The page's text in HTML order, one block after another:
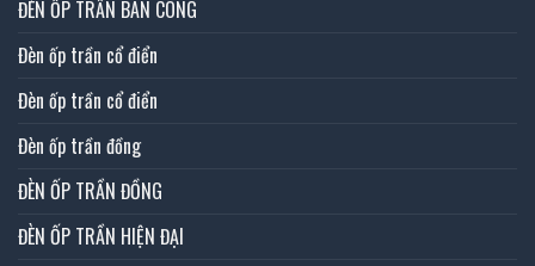
ĐÈN ỐP TRẦN BAN CÔNG
Đèn ốp trần cổ điển
Đèn ốp trần cổ điển
Đèn ốp trần đồng
ĐÈN ỐP TRẦN ĐỒNG
ĐÈN ỐP TRẦN HIỆN ĐẠI